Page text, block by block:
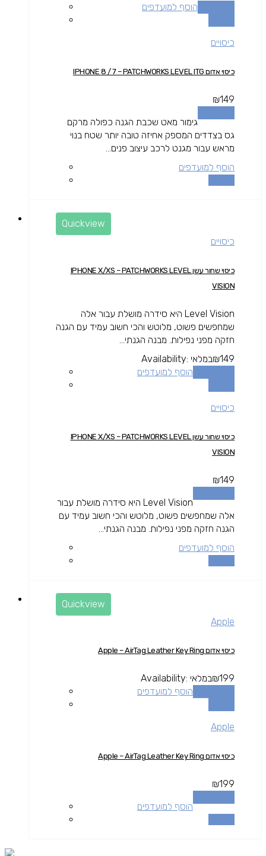
הוסף למועדפים
כיסויים
כיסוי אדום IPHONE 8 / 7 – PATCHWORKS LEVEL ITG
₪149
גימור מאט שכבת הגנה כפולה מרקם
גס בצדדים המספק אחיזה טובה יותר שטח בנוי
מראש עבור מגנט לרכב עיצוב פנים...
הוסף למועדפים
Quickview
כיסויים
כיסוי שחור עשן IPHONE X/XS – PATCHWORKS LEVEL
VISION
Level Vision היא סידרה מושלת עבור אלה
שמחפשים פשוט, מלוטש והכי חשוב עמיד עם הגנה
חזקה מפני נפילות. מבנה הגנתי...
₪149
Availability: במלאי
הוסף למועדפים
כיסויים
כיסוי שחור עשן IPHONE X/XS – PATCHWORKS LEVEL
VISION
₪149
Level Vision היא סידרה מושלת עבור
אלה שמחפשים פשוט, מלוטש והכי חשוב עמיד עם
הגנה חזקה מפני נפילות. מבנה הגנתי...
הוסף למועדפים
Quickview
Apple
כיסוי אדום Apple – AirTag Leather Key Ring
₪199
Availability: במלאי
הוסף למועדפים
Apple
כיסוי אדום Apple – AirTag Leather Key Ring
₪199
הוסף למועדפים